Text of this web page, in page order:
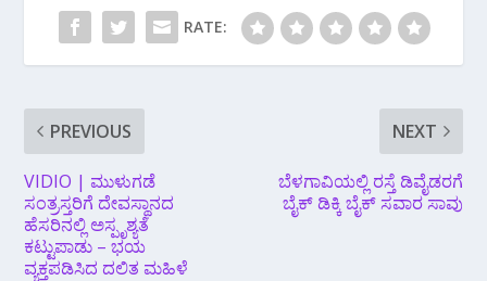
RATE:
PREVIOUS
VIDIO | ಮುಳುಗಡೆ
ಸಂತ್ರಸ್ತರಿಗೆ ದೇವಸ್ಥಾನದ
ಹೆಸರಿನಲ್ಲಿ ಅಸ್ಪೃಶ್ಯತೆ
ಕಟ್ಟುಪಾಡು – ಭಯ
ವ್ಯಕ್ತಪಡಿಸಿದ ದಲಿತ ಮಹಿಳೆ
NEXT
ಬೆಳಗಾವಿಯಲ್ಲಿ ರಸ್ತೆ ಡಿವೈಡರಗೆ
ಬೈಕ್ ಡಿಕ್ಕಿ ಬೈಕ್ ಸವಾರ ಸಾವು